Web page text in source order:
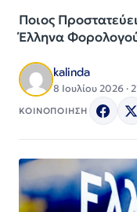
Ποιος
Έλληνα
kalinda
8 Ιουλίου 2026 ·
ΚΟΙΝΟΠΟΙΗΣΗ